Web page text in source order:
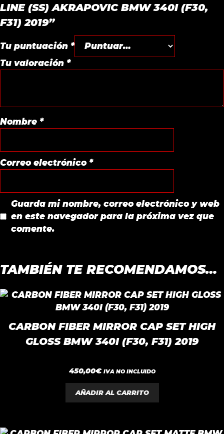
LINE (SS) AKRAPOVIC BMW 340I (F30,
F31) 2019”
Tu puntuación *
Tu valoración *
Nombre *
Correo electrónico *
Guarda mi nombre, correo electrónico y web
en este navegador para la próxima vez que
comente.
TAMBIÉN TE RECOMENDAMOS…
CARBON FIBER MIRROR CAP SET HIGH
GLOSS BMW 340I (F30, F31) 2019
0
d
e
5
450,00€ IVA NO INCLUIDO
AÑADIR AL CARRITO